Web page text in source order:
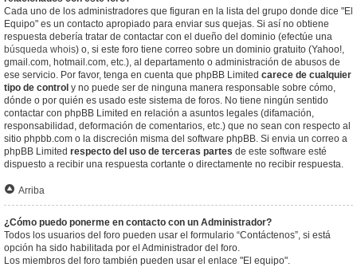
Cada uno de los administradores que figuran en la lista del grupo donde dice "El
Equipo" es un contacto apropiado para enviar sus quejas. Si así no obtiene
respuesta debería tratar de contactar con el dueño del dominio (efectúe una
búsqueda whois) o, si este foro tiene correo sobre un dominio gratuito (Yahoo!,
gmail.com, hotmail.com, etc.), al departamento o administración de abusos de
ese servicio. Por favor, tenga en cuenta que phpBB Limited carece de cualquier
tipo de control y no puede ser de ninguna manera responsable sobre cómo,
dónde o por quién es usado este sistema de foros. No tiene ningún sentido
contactar con phpBB Limited en relación a asuntos legales (difamación,
responsabilidad, deformación de comentarios, etc.) que no sean con respecto al
sitio phpbb.com o la discreción misma del software phpBB. Si envia un correo a
phpBB Limited respecto del uso de terceras partes de este software esté
dispuesto a recibir una respuesta cortante o directamente no recibir respuesta.
Arriba
¿Cómo puedo ponerme en contacto con un Administrador?
Todos los usuarios del foro pueden usar el formulario “Contáctenos”, si está
opción ha sido habilitada por el Administrador del foro.
Los miembros del foro también pueden usar el enlace "El equipo".